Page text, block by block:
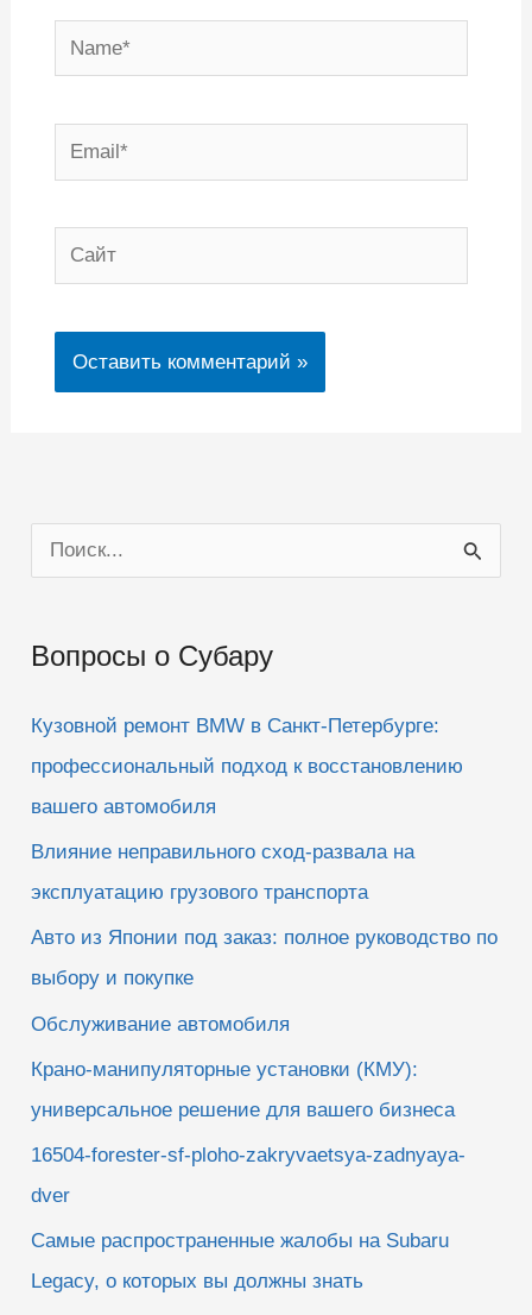
Name*
Email*
Сайт
о
с
Вопросы о Субару
Кузовной ремонт BMW в Санкт-Петербурге:
профессиональный подход к восстановлению
вашего автомобиля
Влияние неправильного сход-развала на
эксплуатацию грузового транспорта
Авто из Японии под заказ: полное руководство по
выбору и покупке
Обслуживание автомобиля
Крано-манипуляторные установки (КМУ):
универсальное решение для вашего бизнеса
16504-forester-sf-ploho-zakryvaetsya-zadnyaya-
dver
Самые распространенные жалобы на Subaru
Legacy, о которых вы должны знать